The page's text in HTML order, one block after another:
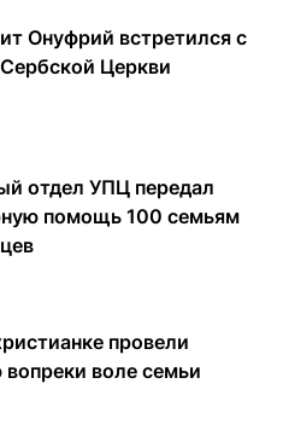
Онуфрий встретился с
Церкви
отдел УПЦ передал
помощь 100 семьям
провели
вопреки воле семьи